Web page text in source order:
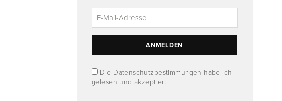
Die Datenschutzbestimmungen habe ich
gelesen und akzeptiert.